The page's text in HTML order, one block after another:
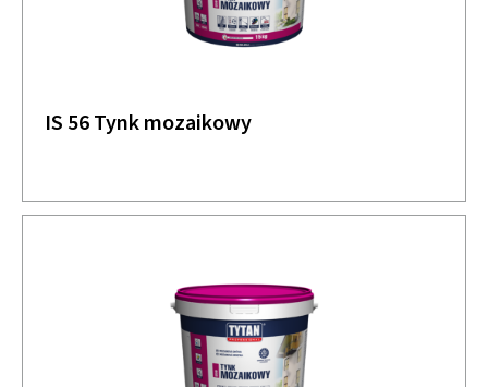
IS 56 Tynk mozaikowy